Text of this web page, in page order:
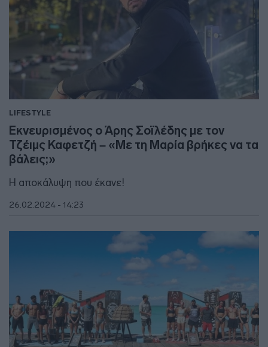
LIFESTYLE
Εκνευρισμένος ο Άρης Σοϊλέδης με τον
Τζέιμς Καφετζή – «Με τη Μαρία βρήκες να τα
βάλεις;»
Η αποκάλυψη που έκανε!
26.02.2024 - 14:23